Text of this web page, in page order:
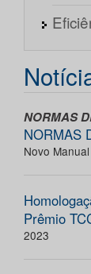
NORMAS
NORMAS
Novo
Prêmio
2023